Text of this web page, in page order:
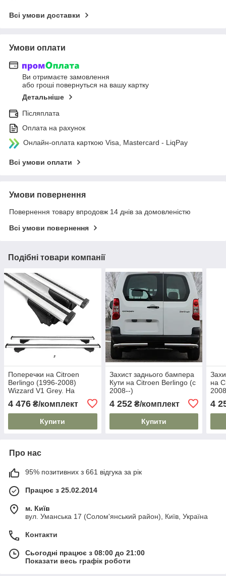
Всі умови доставки
Умови оплати
Ви отримаєте замовлення
або гроші повернуться на вашу картку
Детальніше
Післяплата
Оплата на рахунок
Онлайн-оплата карткою Visa, Mastercard - LiqPay
Всі умови оплати
Умови повернення
Повернення товару впродовж 14 днів за домовленістю
Всі умови повернення
Подібні товари компанії
Поперечки на Citroen
Berlingo (1996-2008)
Wizzard V1 Grey. На
Пластиковий ключ. Сірі
4 476 ₴/комплект
Купити
Захист заднього бампера
Кути на Citroen Berlingo (c
2008--)
4 252₴/комплект
Купити
на
4
Про нас
95% позитивних з 661 відгука за рік
Працює з 25.02.2014
м. Київ
вул. Уманська 17 (Солом'янський район), Київ, Україна
Контакти
Сьогодні працює з 08:00 до 21:00
Показати весь графік роботи